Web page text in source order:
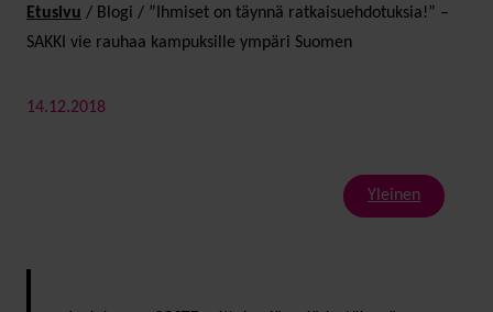
Etusivu / Blogi / ”Ihmiset on täynnä ratkaisu­ehdotuksia!” –
SAKKI vie rauhaa kampuksille ympäri Suomen
14.12.2018
Yleinen